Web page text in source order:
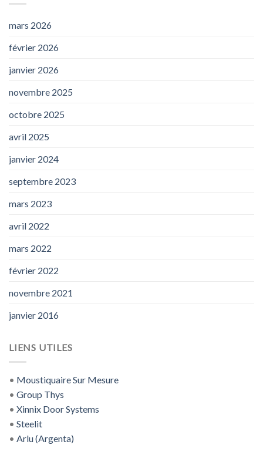
mars 2026
février 2026
janvier 2026
novembre 2025
octobre 2025
avril 2025
janvier 2024
septembre 2023
mars 2023
avril 2022
mars 2022
février 2022
novembre 2021
janvier 2016
LIENS UTILES
• Moustiquaire Sur Mesure
• Group Thys
• Xinnix Door Systems
• Steelit
• Arlu (Argenta)